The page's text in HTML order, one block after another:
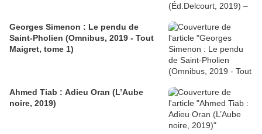
Georges Simenon : Le pendu de
Saint-Pholien (Omnibus, 2019 - Tout
Maigret, tome 1)
Ahmed Tiab : Adieu Oran (L’Aube
noire, 2019)